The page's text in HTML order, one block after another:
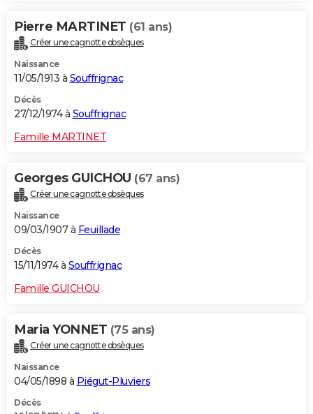
Pierre MARTINET (61 ans)
Créer une cagnotte obsèques
Naissance
11/05/1913 à Souffrignac
Décès
27/12/1974 à Souffrignac
Famille MARTINET
Georges GUICHOU (67 ans)
Créer une cagnotte obsèques
Naissance
09/03/1907 à Feuillade
Décès
15/11/1974 à Souffrignac
Famille GUICHOU
Maria YONNET (75 ans)
Créer une cagnotte obsèques
Naissance
04/05/1898 à Piégut-Pluviers
Décès